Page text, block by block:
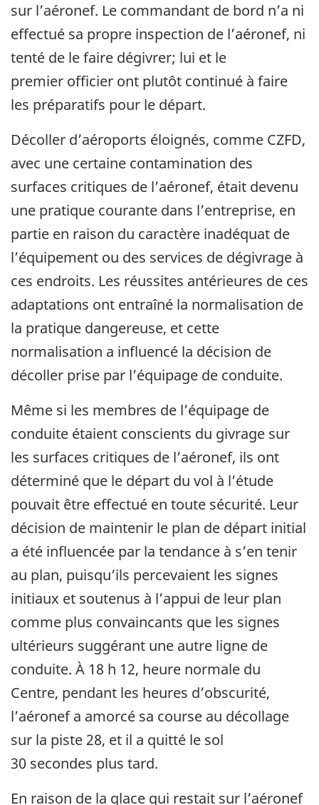
sur l’aéronef. Le commandant de bord n’a ni
effectué sa propre inspection de l’aéronef, ni
tenté de le faire dégivrer; lui et le
premier officier ont plutôt continué à faire
les préparatifs pour le départ.
Décoller d’aéroports éloignés, comme CZFD,
avec une certaine contamination des
surfaces critiques de l’aéronef, était devenu
une pratique courante dans l’entreprise, en
partie en raison du caractère inadéquat de
l’équipement ou des services de dégivrage à
ces endroits. Les réussites antérieures de ces
adaptations ont entraîné la normalisation de
la pratique dangereuse, et cette
normalisation a influencé la décision de
décoller prise par l’équipage de conduite.
Même si les membres de l’équipage de
conduite étaient conscients du givrage sur
les surfaces critiques de l’aéronef, ils ont
déterminé que le départ du vol à l’étude
pouvait être effectué en toute sécurité. Leur
décision de maintenir le plan de départ initial
a été influencée par la tendance à s’en tenir
au plan, puisqu’ils percevaient les signes
initiaux et soutenus à l’appui de leur plan
comme plus convaincants que les signes
ultérieurs suggérant une autre ligne de
conduite. À 18 h 12, heure normale du
Centre, pendant les heures d’obscurité,
l’aéronef a amorcé sa course au décollage
sur la piste 28, et il a quitté le sol
30 secondes plus tard.
En raison de la glace qui restait sur l’aéronef